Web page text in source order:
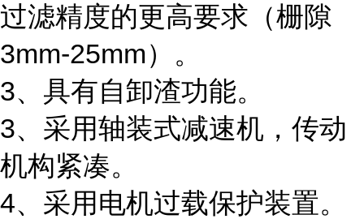
过滤精度的更高要求（栅隙
3mm-25mm）。
3、具有自卸渣功能。
3、采用轴装式减速机，传动
机构紧凑。
4、采用电机过载保护装置。